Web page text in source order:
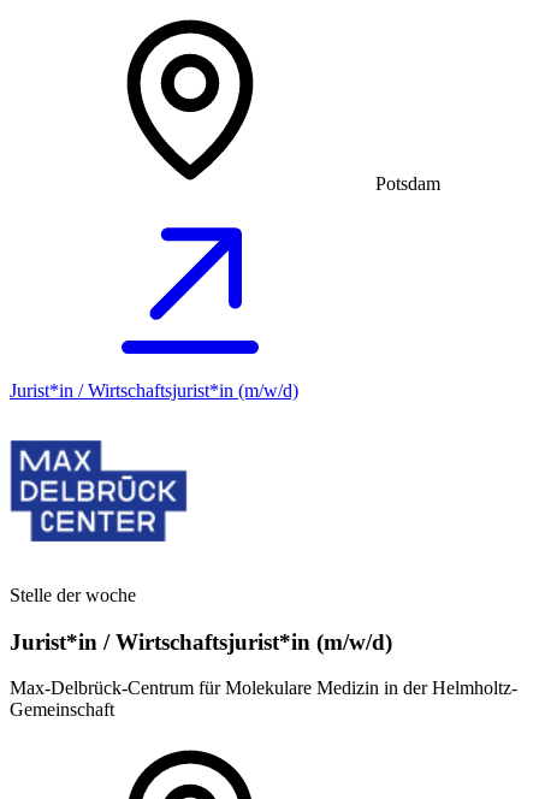
Potsdam
Jurist*in / Wirtschafts­jurist*in (m/w/d)
Stelle der woche
Jurist*in / Wirtschafts­jurist*in (m/w/d)
Max-Delbrück-Centrum für Molekulare Medizin in der Helmholtz-
Gemeinschaft